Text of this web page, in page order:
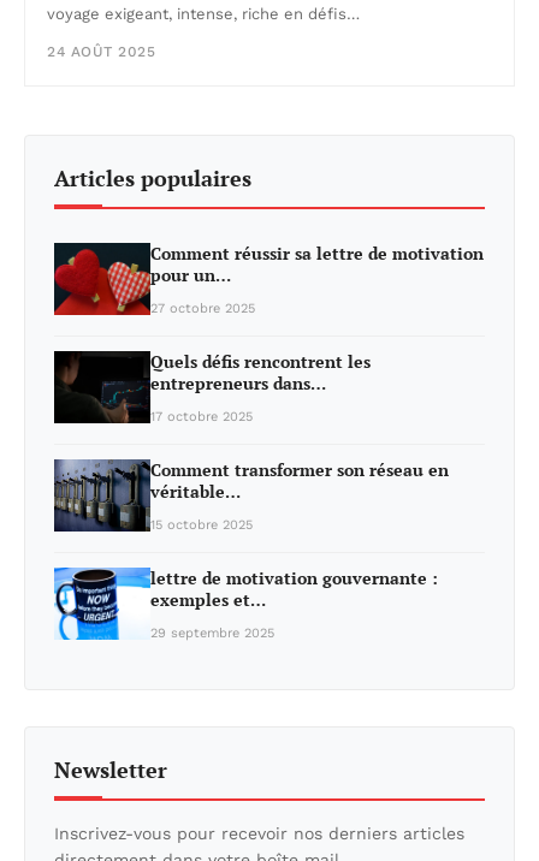
voyage exigeant, intense, riche en défis…
24 AOÛT 2025
Articles populaires
Comment réussir sa lettre de motivation
pour un…
27 octobre 2025
Quels défis rencontrent les
entrepreneurs dans…
17 octobre 2025
Comment transformer son réseau en
véritable…
15 octobre 2025
lettre de motivation gouvernante :
exemples et…
29 septembre 2025
Newsletter
Inscrivez-vous pour recevoir nos derniers articles